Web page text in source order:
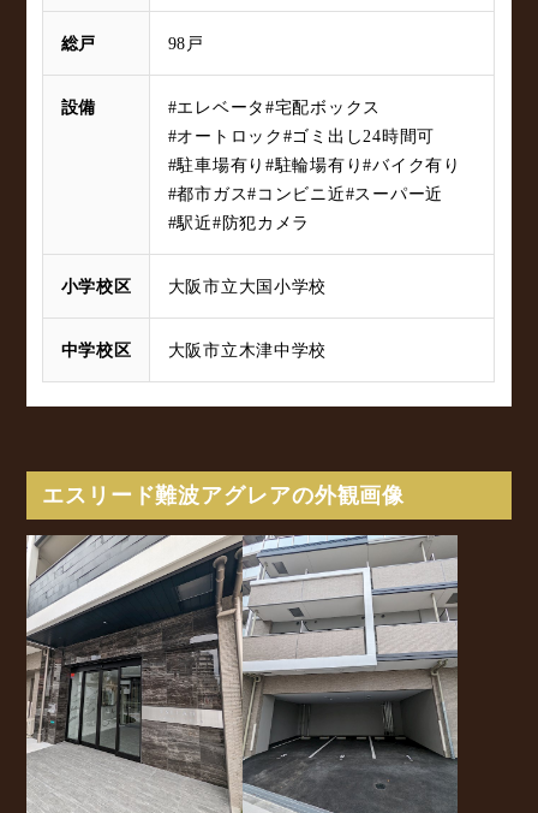
総戸 98戸
設備 #エレベータ#宅配ボックス
#オートロック#ゴミ出し24時間可
#駐車場有り#駐輪場有り#バイク有り
#都市ガス#コンビニ近#スーパー近
#駅近#防犯カメラ
小学校区 大阪市立大国小学校
中学校区 大阪市立木津中学校
エスリード難波アグレアの外観画像